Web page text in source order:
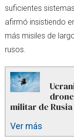
suficientes
afirmó insistiendo
más misiles de
rusos.
militar de Rusia
Ver más